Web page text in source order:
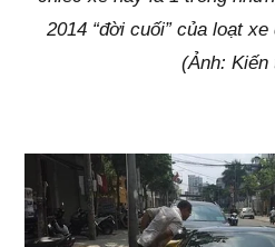
2014 “đời cuối” của loạt
(Ảnh: Kiến